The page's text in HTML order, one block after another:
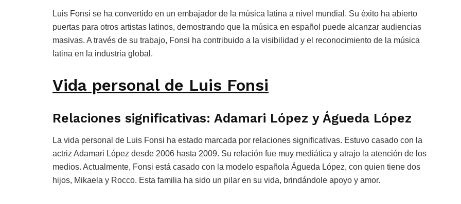
Luis Fonsi se ha convertido en un embajador de la música latina a nivel mundial. Su éxito ha abierto
puertas para otros artistas latinos, demostrando que la música en español puede alcanzar audiencias
masivas. A través de su trabajo, Fonsi ha contribuido a la visibilidad y el reconocimiento de la música
latina en la industria global.
Vida personal de Luis Fonsi
Relaciones significativas: Adamari López y Águeda López
La vida personal de Luis Fonsi ha estado marcada por relaciones significativas. Estuvo casado con la
actriz Adamari López desde 2006 hasta 2009. Su relación fue muy mediática y atrajo la atención de los
medios. Actualmente, Fonsi está casado con la modelo española Águeda López, con quien tiene dos
hijos, Mikaela y Rocco. Esta familia ha sido un pilar en su vida, brindándole apoyo y amor.